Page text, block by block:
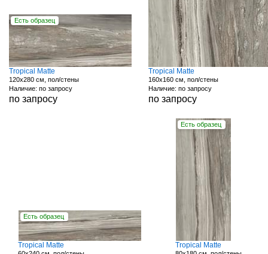
Есть образец
Tropical Matte
120x280 см, пол/стены
Наличие: по запросу
по запросу
Tropical Matte
160x160 см, пол/стены
Наличие: по запросу
по запросу
Есть образец
Tropical Matte
Есть образец
Tropical Matte